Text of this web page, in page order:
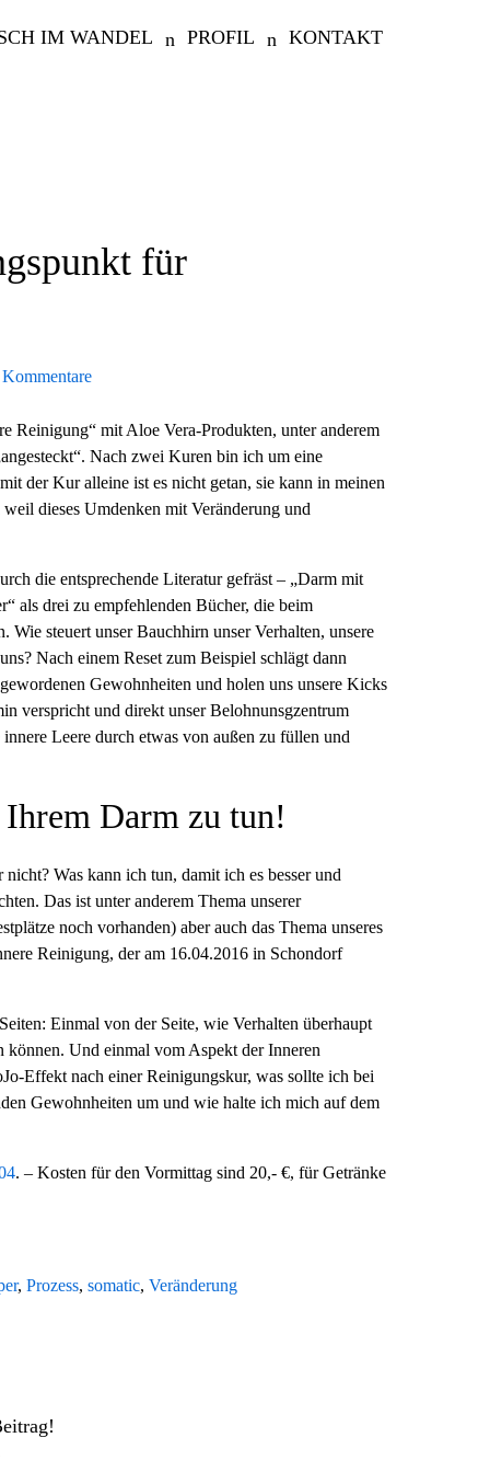
IM WANDEL PROFIL KONTAKT
für
Reinigung“ mit Aloe Vera-Produkten, unter anderem
Nach zwei Kuren bin ich um eine
der Kur alleine ist es nicht getan, sie kann in meinen
dieses Umdenken mit Veränderung und
die entsprechende Literatur gefräst – „Darm mit
als drei zu empfehlenden Bücher, die beim
Wie steuert unser Bauchhirn unser Verhalten, unsere
Nach einem Reset zum Beispiel schlägt dann
Gewohnheiten und holen uns unsere Kicks
verspricht und direkt unser Belohnunsgzentrum
Leere durch etwas von außen zu füllen und
Darm zu tun!
Was kann ich tun, damit ich es besser und
Das ist unter anderem Thema unserer
noch vorhanden) aber auch das Thema unseres
Reinigung, der am 16.04.2016 in Schondorf
Einmal von der Seite, wie Verhalten überhaupt
können. Und einmal vom Aspekt der Inneren
Effekt nach einer Reinigungskur, was sollte ich bei
Gewohnheiten um und wie halte ich mich auf dem
. – Kosten für den Vormittag sind 20,- €, für Getränke
,Prozess,somatic,Veränderung